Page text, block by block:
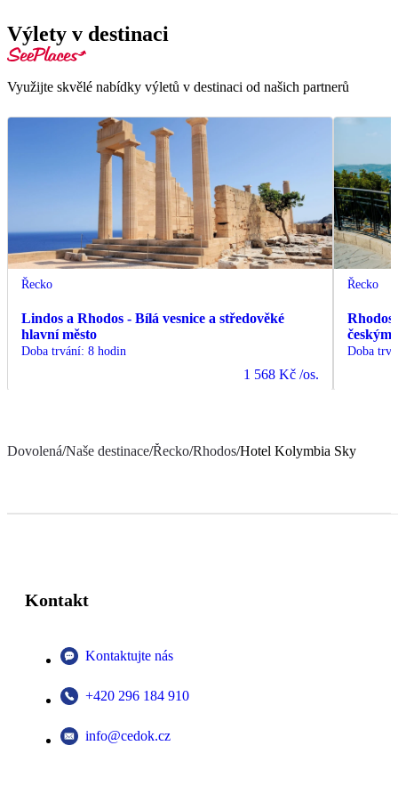
Výlety v destinaci
Využijte skvělé nabídky výletů v destinaci od našich partnerů
Řecko
Lindos a Rhodos - Bílá vesnice a středověké
hlavní město
Doba trvání: 8 hodin
1 568 Kč /os.
Řecko
Rhodos
českým
Doba
Dovolená/Naše destinace/Řecko/Rhodos/Hotel Kolymbia Sky
Kontakt
Kontaktujte nás
+420 296 184 910
info@cedok.cz